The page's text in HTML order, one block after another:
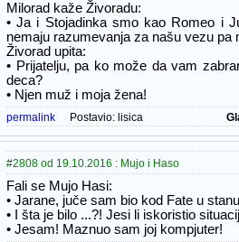
Milorad kaže Živoradu:
• Ja i Stojadinka smo kao Romeo i
nemaju razumevanja za našu vezu pa
Živorad upita:
• Prijatelju, pa ko može da vam
deca?
• Njen muž i moja žena!
permalink Postavio: lisica
#2808 od 19.10.2016 : Mujo i Haso
Fali se Mujo Hasi:
• Jarane, juče sam bio kod Fate u
• I šta je bilo ...?! Jesi li iskoristio
• Jesam! Maznuo sam joj kompjuter!